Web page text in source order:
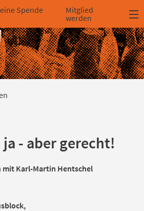
springen
springen
springen
Spende
Mitglied
werden
- aber gerecht!
mit Karl-Martin Hentschel